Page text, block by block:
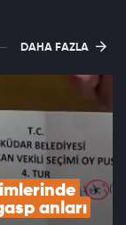
DAHA FAZLA
anları